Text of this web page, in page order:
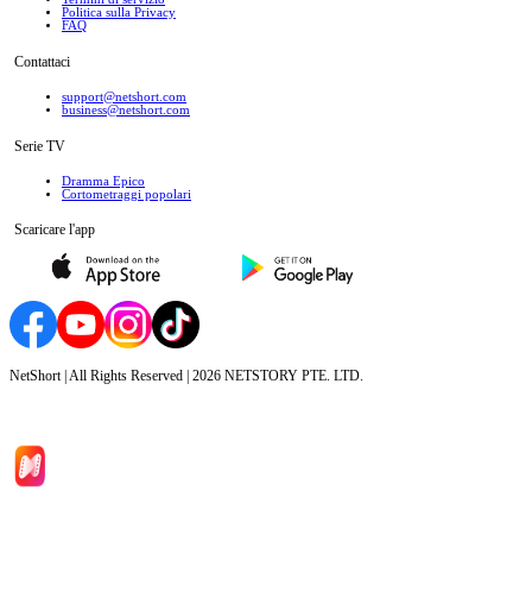
Politica sulla Privacy
FAQ
Contattaci
support@netshort.com
business@netshort.com
Serie TV
Dramma Epico
‌Cortometraggi popolari
Scaricare l'app
NetShort | All Rights Reserved | 2026 NETSTORY PTE. LTD.